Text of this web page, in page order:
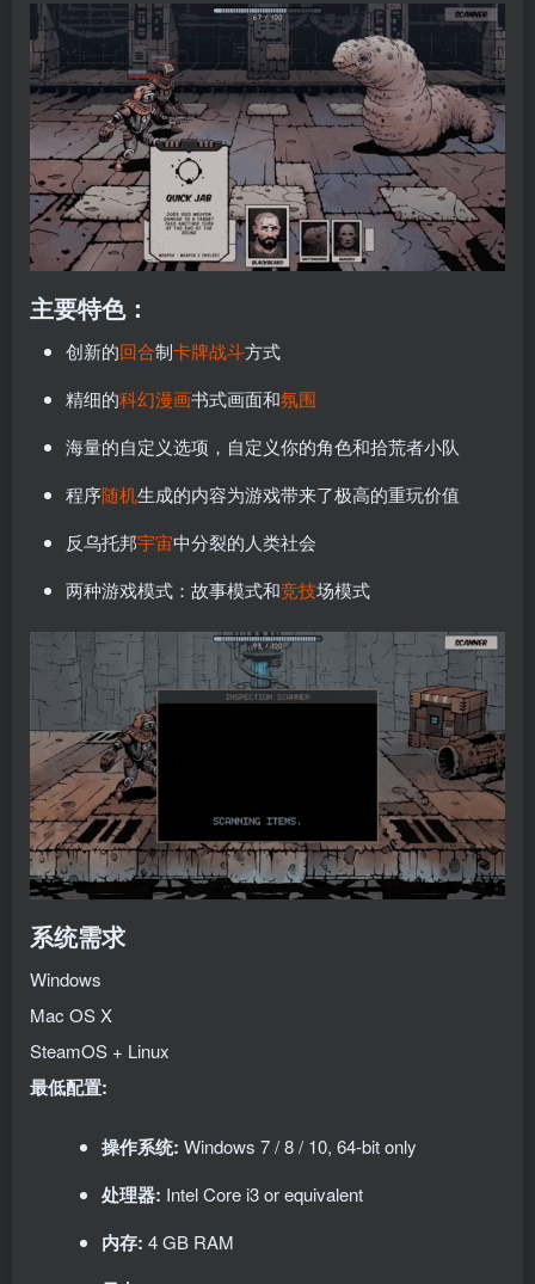
主要特色：
创新的回合制卡牌战斗方式
精细的科幻漫画书式画面和氛围
海量的自定义选项，自定义你的角色和拾荒者小队
程序随机生成的内容为游戏带来了极高的重玩价值
反乌托邦宇宙中分裂的人类社会
两种游戏模式：故事模式和竞技场模式
系统需求
Windows
Mac OS X
SteamOS + Linux
最低配置:
操作系统: Windows 7 / 8 / 10, 64-bit only
处理器: Intel Core i3 or equivalent
内存: 4 GB RAM